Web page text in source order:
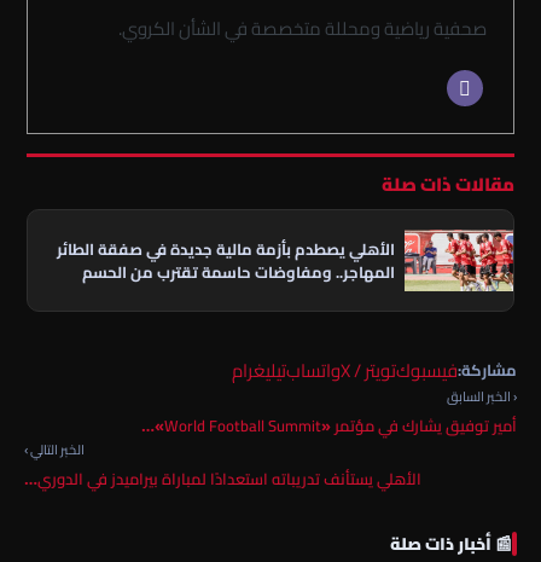
صحفية رياضية ومحللة متخصصة في الشأن الكروي.
مقالات ذات صلة
الأهلي يصطدم بأزمة مالية جديدة في صفقة الطائر
المهاجر.. ومفاوضات حاسمة تقترب من الحسم
مشاركة:فيسبوكتويتر / X واتسابتيليغرام
‹ الخبر السابق
أمير توفيق يشارك في مؤتمر «World Football Summit»…
الخبر التالي ›
الأهلي يستأنف تدريباته استعدادًا لمباراة بيراميدز في الدوري…
📰 أخبار ذات صلة